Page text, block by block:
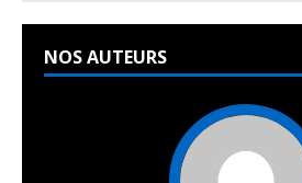
NOS AUTEURS